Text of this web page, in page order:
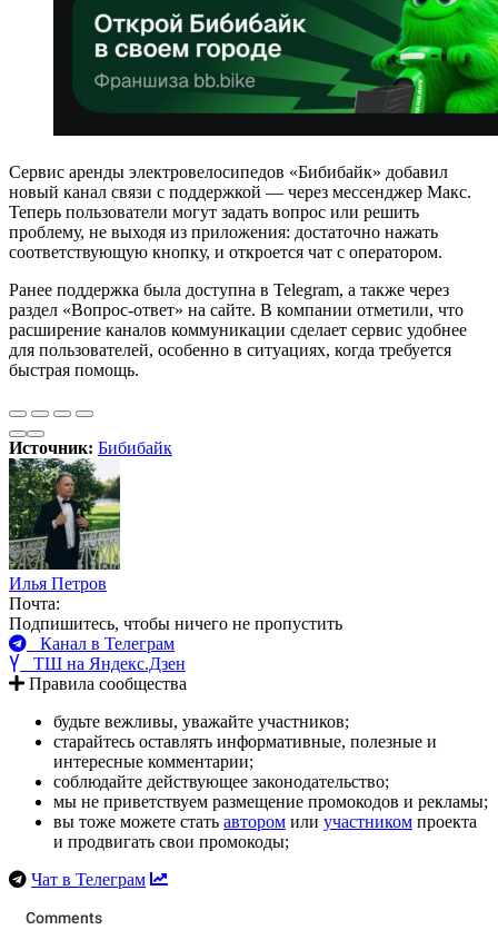
Сервис аренды электровелосипедов «Бибибайк» добавил
новый канал связи с поддержкой — через мессенджер Макс.
Теперь пользователи могут задать вопрос или решить
проблему, не выходя из приложения: достаточно нажать
соответствующую кнопку, и откроется чат с оператором.
Ранее поддержка была доступна в Telegram, а также через
раздел «Вопрос-ответ» на сайте. В компании отметили, что
расширение каналов коммуникации сделает сервис удобнее
для пользователей, особенно в ситуациях, когда требуется
быстрая помощь.
Источник: Бибибайк
Илья Петров
Почта:
Подпишитесь, чтобы ничего не пропустить
Канал в Телеграм
ТШ на Яндекс.Дзен
Правила сообщества
будьте вежливы, уважайте участников;
старайтесь оставлять информативные, полезные и
интересные комментарии;
соблюдайте действующее законодательство;
мы не приветствуем размещение промокодов и рекламы;
вы тоже можете стать автором или участником проекта
и продвигать свои промокоды;
Чат в Телеграм